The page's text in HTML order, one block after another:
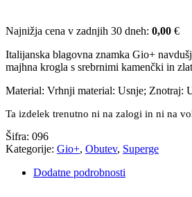
Najnižja cena v zadnjih 30 dneh: 0,00 €
Italijanska blagovna znamka Gio+
majhna krogla s srebrnimi kamenčki in
Material: Vrhnji material: Usnje; Znotraj:
Ta izdelek trenutno ni na zalogi in ni na
Šifra: 096
Kategorije: Gio+, Obutev, Superge
Dodatne podrobnosti